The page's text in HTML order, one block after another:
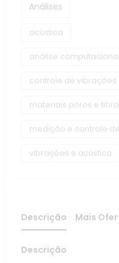
Análises
acústica
análise
controle de vibrações
materiais poros e
medição e controle
vibrações e acústica
Descrição Mais
Descrição